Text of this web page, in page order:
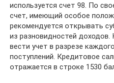
используется счет 98. По
счет, имеющий особое
рекомендуется открывать
из разновидностей доходов.
вести учет в разрезе
поступлений. Кредитовое
отражается в строке 1530